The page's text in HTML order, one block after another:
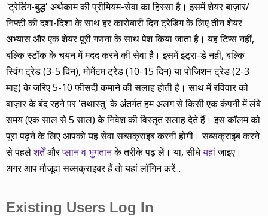
'ट्रेडिंग-बुद्ध' अर्थकाम की प्रीमियम-सेवा का हिस्सा है। इसमें शेयर बाज़ार/
निफ्टी की दशा-दिशा के साथ हर कारोबारी दिन ट्रेडिंग के लिए तीन शेयर
अभ्यास और एक शेयर पूरी गणना के साथ पेश किया जाता है। यह टिप्स नहीं,
बल्कि स्टॉक के चयन में मदद करने की सेवा है। इसमें इंट्रा-डे नहीं, बल्कि
स्विंग ट्रेड (3-5 दिन), मोमेंटम ट्रेड (10-15 दिन) या पोजिशन ट्रेड (2-3
माह) के जरिए 5-10 फीसदी कमाने की सलाह होती है। साथ में रविवार को
बाज़ार के बंद रहने पर 'तथास्तु' के अंतर्गत हम अलग से किसी एक कंपनी में लंबे
समय (एक साल से 5 साल) के निवेश की विस्तृत सलाह देते हैं। इस कॉलम को
पूरा पढ़ने के लिए आपको यह सेवा सब्सक्राइब करनी होगी। सब्सक्राइब करने
से पहलेशर्तेंऔरप्लान व भुगतानके तरीके पढ़ लें। या, सीधेयहांजाइए।
अगर आप मौजूदा सब्सक्राइबर हैं तो यहां लॉगिन करें...
Existing Users Log In